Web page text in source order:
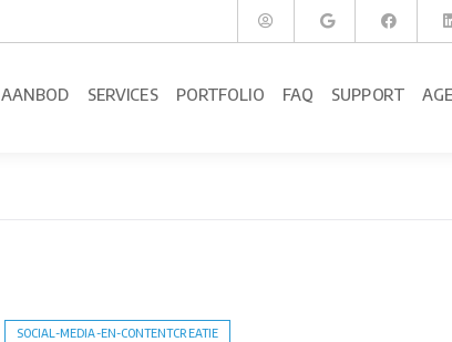
AANBOD SERVICES PORTFOLIO FAQ SUPPORT
SOCIAL-MEDIA-EN-CONTENTCREATIE